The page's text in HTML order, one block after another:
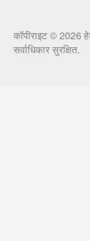
कॉपीराइट © 2026
सर्वाधिकार सुरक्षित.